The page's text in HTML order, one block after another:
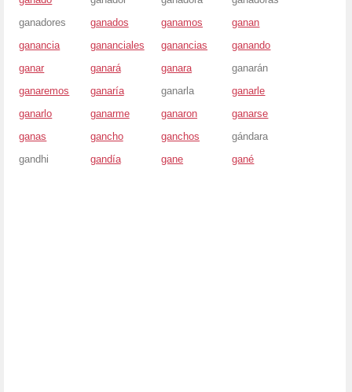
ganadores
ganados ganamos
ganan
ganancia
gananciales ganancias
ganando
ganar
ganará ganara
ganarán
ganaremos
ganaría ganarla
ganarle
ganarlo
ganarme ganaron
ganarse
ganas
gancho ganchos
gándara
gandhi
gandía gane gané